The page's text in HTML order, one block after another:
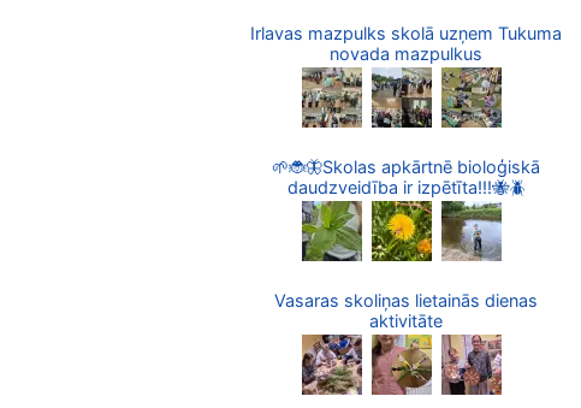
Irlavas mazpulks skolā uzņem Tukuma
novada mazpulkus
🌱🐞🦋Skolas apkārtnē bioloģiskā
daudzveidība ir izpētīta!!!🐝🪲
Vasaras skoliņas lietainās dienas
aktivitāte